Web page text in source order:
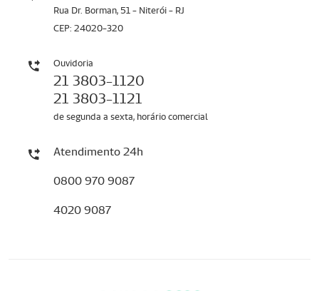
Rua Dr. Borman, 51 - Niterói - RJ
CEP: 24020-320
Ouvidoria
21 3803-1120
21 3803-1121
de segunda a sexta, horário comercial
Atendimento 24h
0800 970 9087
4020 9087